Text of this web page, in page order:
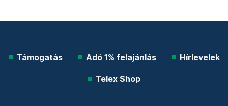
Támogatás Adó 1% felajánlás Hírlevelek
Telex Shop